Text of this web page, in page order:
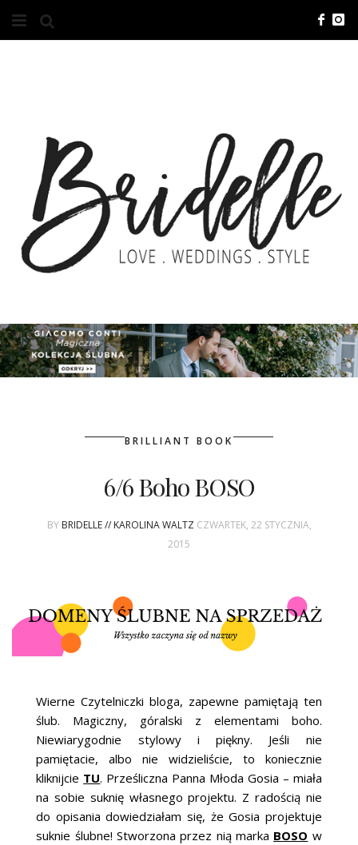
O NAS
KONTAKT
REKLAMA
ADVERTISING
ZGŁOSZENIA
KSIĄŻKI BRIDELLE
WASZE ŚLUBY
{HOT SEXY BEST}
ŚLUBNE STYLE
MAGAZYNY
ARCHIWUM
BRILLIANT BOOK
6/6 Boho BOSO
BY BRIDELLE // KAROLINA WALTZ CZWARTEK, 22 STYCZNIA,
2015
Wierne Czytelniczki bloga, zapewne pamiętają ten
ślub. Magiczny, góralski z elementami boho.
Niewiarygodnie stylowy i piękny. Jeśli nie
pamiętacie, albo nie widzieliście, to koniecznie
kliknijcie TU. Prześliczna Panna Młoda Gosia – miała
na sobie suknię własnego projektu. Z radością nie
do opisania dowiedziałam się, że Gosia projektuje
suknie ślubne! Stworzona przez nią marka BOSO w